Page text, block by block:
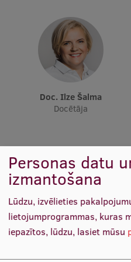
Atvērtā universitāte
Sagatavošanas kursi
Profesionālās pilnveides
ESF kvalifikācijas
Kvalifikācijas atbilstības
Pētniecība
Doc. Ilze Šalma
Docētāja
Personas datu
izmantošana
Lūdzu, izvēlieties
lietojumprogrammas, kuras
iepazītos, lūdzu, lasiet mūsu